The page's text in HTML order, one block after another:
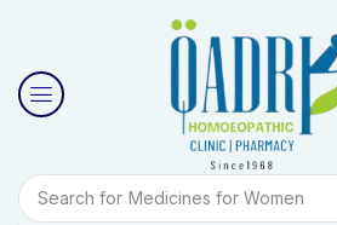
Search for Medicines for Women